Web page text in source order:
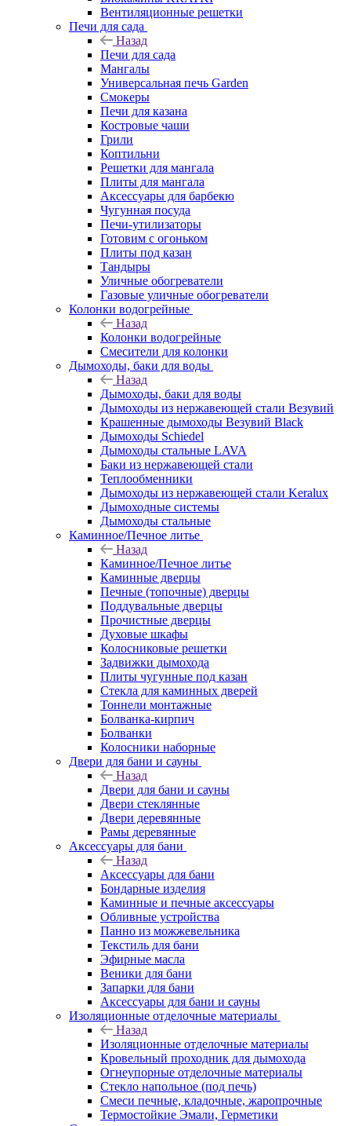
Вентиляционные решетки
Печи для сада
Назад
Печи для сада
Мангалы
Универсальная печь Garden
Смокеры
Печи для казана
Костровые чаши
Грили
Коптильни
Решетки для мангала
Плиты для мангала
Аксессуары для барбекю
Чугунная посуда
Печи-утилизаторы
Готовим с огоньком
Плиты под казан
Тандыры
Уличные обогреватели
Газовые уличные обогреватели
Колонки водогрейные
Назад
Колонки водогрейные
Смесители для колонки
Дымоходы, баки для воды
Назад
Дымоходы, баки для воды
Дымоходы из нержавеющей стали Везувий
Крашенные дымоходы Везувий Black
Дымоходы Schiedel
Дымоходы стальные LAVA
Баки из нержавеющей стали
Теплообменники
Дымоходы из нержавеющей стали Keralux
Дымоходные системы
Дымоходы стальные
Каминное/Печное литье
Назад
Каминное/Печное литье
Каминные дверцы
Печные (топочные) дверцы
Поддувальные дверцы
Прочистные дверцы
Духовые шкафы
Колосниковые решетки
Задвижки дымохода
Плиты чугунные под казан
Стекла для каминных дверей
Тоннели монтажные
Болванка-кирпич
Болванки
Колосники наборные
Двери для бани и сауны
Назад
Двери для бани и сауны
Двери стеклянные
Двери деревянные
Рамы деревянные
Аксессуары для бани
Назад
Аксессуары для бани
Бондарные изделия
Каминные и печные аксессуары
Обливные устройства
Панно из можжевельника
Текстиль для бани
Эфирные масла
Веники для бани
Запарки для бани
Аксессуары для бани и сауны
Изоляционные отделочные материалы
Назад
Изоляционные отделочные материалы
Кровельный проходник для дымохода
Огнеупорные отделочные материалы
Стекло напольное (под печь)
Смеси печные, кладочные, жаропрочные
Термостойкие Эмали, Герметики